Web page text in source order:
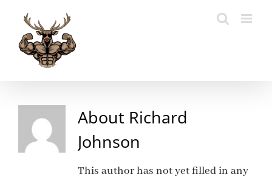
content
About Richard
Johnson
This author has not yet filled in any